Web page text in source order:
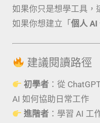
如果你只是想學工具，
如果你想建立「 個人 AI
建議閱讀路徑
初學者 ：從
AI 如何協助日常工作
進階者 ：學習 AI 工